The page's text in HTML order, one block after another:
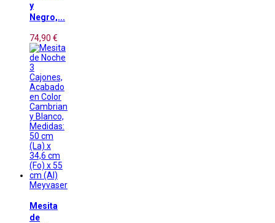
y
Negro,...
74,90 €
Meyvaser
Mesita
de